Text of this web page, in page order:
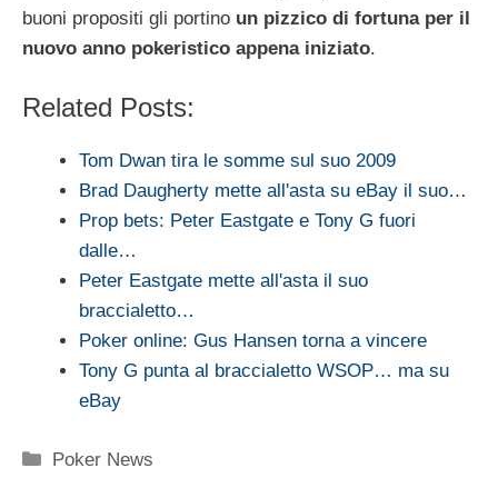
buoni propositi gli portino un pizzico di fortuna per il
nuovo anno pokeristico appena iniziato.
Related Posts:
Tom Dwan tira le somme sul suo 2009
Brad Daugherty mette all'asta su eBay il suo…
Prop bets: Peter Eastgate e Tony G fuori
dalle…
Peter Eastgate mette all'asta il suo
braccialetto…
Poker online: Gus Hansen torna a vincere
Tony G punta al braccialetto WSOP… ma su
eBay
Categorie
Poker News